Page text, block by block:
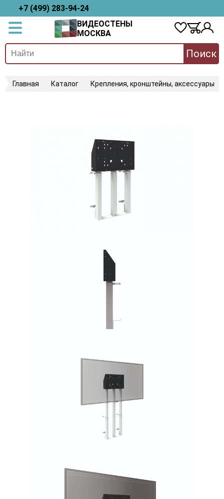
+7 (499) 283-94-24
ВИДЕОСТЕНЫ
МОСКВА
Поиск
Главная Каталог Крепления, кронштейны, аксессуары